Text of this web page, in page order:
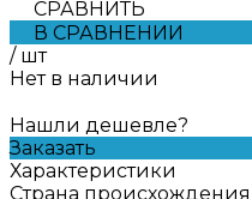
СРАВНИТЬ
В СРАВНЕНИИ
/ шт
Нет в наличии
Нашли дешевле?
Заказать
Характеристики
Страна происхождения